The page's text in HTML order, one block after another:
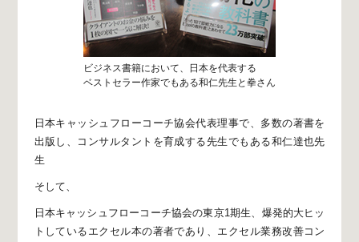
ビジネス書籍において、日本を代表する
ベストセラー作家でもある和仁先生と拳さん
日本キャッシュフローコーチ協会代表理事で、 多数の著書を
出版し、
コンサルタントを育成する先生でもある和仁達也先
生
そして、
日本キャッシュフローコーチ協会の東京1期生、 爆発的大ヒッ
トしているエクセル本の著者であり、 エクセル業務改善コン